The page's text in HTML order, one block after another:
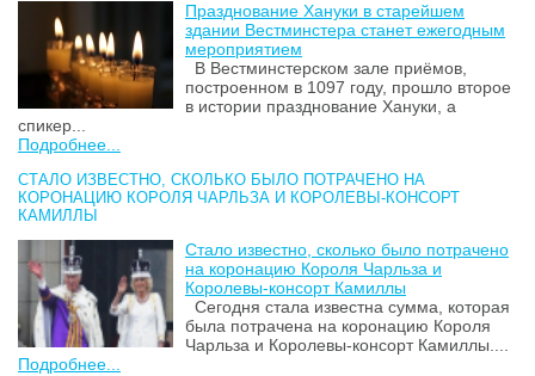
Празднование Хануки в старейшем
здании Вестминстера станет ежегодным
мероприятием
В Вестминстерском зале приёмов,
построенном в 1097 году, прошло второе
в истории празднование Хануки, а
спикер...
Подробнее...
СТАЛО ИЗВЕСТНО, СКОЛЬКО БЫЛО ПОТРАЧЕНО НА
КОРОНАЦИЮ КОРОЛЯ ЧАРЛЬЗА И КОРОЛЕВЫ-КОНСОРТ
КАМИЛЛЫ
Стало известно, сколько было потрачено
на коронацию Короля Чарльза и
Королевы-консорт Камиллы
Сегодня стала известна сумма, которая
была потрачена на коронацию Короля
Чарльза и Королевы-консорт Камиллы....
Подробнее...